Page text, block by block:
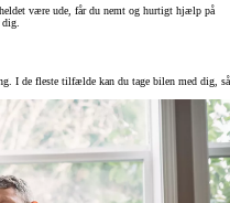
være ude, får du nemt og hurtigt hjælp på
I de fleste tilfælde kan du tage bilen med dig, så